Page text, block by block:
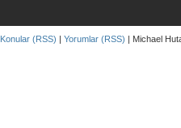
Konular (RSS) | Yorumlar (RSS) | Michael